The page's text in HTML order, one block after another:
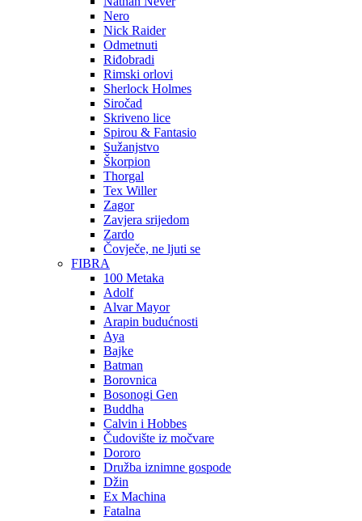
Nero
Nick Raider
Odmetnuti
Riđobradi
Rimski orlovi
Sherlock Holmes
Siročad
Skriveno lice
Spirou & Fantasio
Sužanjstvo
Škorpion
Thorgal
Tex Willer
Zagor
Zavjera srijedom
Zardo
Čovječe, ne ljuti se
FIBRA
100 Metaka
Adolf
Alvar Mayor
Arapin budućnosti
Aya
Bajke
Batman
Borovnica
Bosonogi Gen
Buddha
Calvin i Hobbes
Čudovište iz močvare
Dororo
Družba iznimne gospode
Džin
Ex Machina
Fatalna